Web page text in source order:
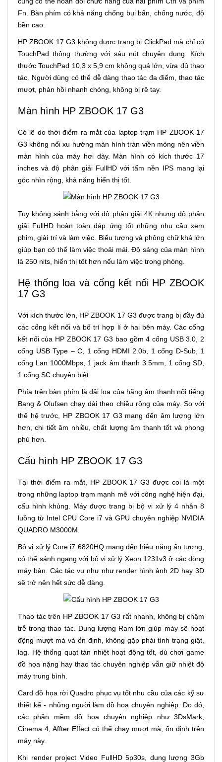
Fn. Bàn phím có khả năng chống bụi bẩn, chống nước, độ
bền cao.
HP ZBOOK 17 G3 không được trang bị ClickPad mà chỉ có
TouchPad thông thường với sáu nút chuyên dụng. Kích
thước TouchPad 10,3 x 5,9 cm không quá lớn, vừa đủ thao
tác. Người dùng có thể dễ dàng thao tác đa điểm, thao tác
mượt, phản hồi nhanh chóng, không bị rê tay.
Màn hình HP ZBOOK 17 G3
Có lẽ do thời điểm ra mắt của laptop trạm HP ZBOOK 17
G3 không nổi xu hướng màn hình tràn viền mỏng nên viền
màn hình của máy hơi dày. Màn hình có kích thước 17
inches và độ phân giải FullHD với tấm nền IPS mang lại
góc nhìn rộng, khả năng hiển thị tốt.
Tuy không sánh bằng với độ phân giải 4K nhưng độ phân
giải FullHD hoàn toàn đáp ứng tốt những nhu cầu xem
phim, giải trí và làm việc. Biểu tượng và phông chữ khá lớn
giúp bạn có thể làm việc thoải mái. Độ sáng của màn hình
là 250 nits, hiển thị tốt hơn nếu làm việc trong phòng.
Hệ thống loa và cổng kết nối HP ZBOOK
17 G3
Với kích thước lớn, HP ZBOOK 17 G3 được trang bị đầy đủ
các cổng kết nối và bố trí hợp lí ở hai bên máy. Các cổng
kết nối của HP ZBOOK 17 G3 bao gồm 4 cổng USB 3.0, 2
cổng USB Type – C, 1 cổng HDMI 2.0b, 1 cổng D-Sub, 1
cổng Lan 1000Mbps, 1 jack âm thanh 3.5mm, 1 cổng SD,
1 cổng SC chuyên biệt.
Phía trên bàn phím là dải loa của hãng âm thanh nổi tiếng
Bang & Olufsen chạy dài theo chiều rộng của máy. So với
thế hệ trước, HP ZBOOK 17 G3 mang đến âm lượng lớn
hơn, chi tiết âm nhiều, chất lượng âm thanh tốt và phong
phú hơn.
Cấu hình HP ZBOOK 17 G3
Tại thời điểm ra mắt, HP ZBOOK 17 G3 được coi là một
trong những laptop trạm mạnh mẽ với công nghệ hiện đại,
cấu hình khủng. Máy được trang bị bộ vi xử lý 4 nhân 8
luồng từ Intel CPU Core i7 và GPU chuyên nghiệp NVIDIA
QUADRO M3000M.
Bộ vi xử lý Core i7 6820HQ mang đến hiệu năng ấn tượng,
có thể sánh ngang với bộ vi xử lý Xeon 1231v3 ở các dòng
máy bàn. Các tác vụ như như render hình ảnh 2D hay 3D
sẽ trở nên hết sức dễ dàng.
Thao tác trên HP ZBOOK 17 G3 rất nhanh, không bị chậm
trễ trong thao tác. Dung lượng Ram lớn giúp máy sẽ hoạt
động mượt mà và ổn định, không gặp phải tình trạng giật,
lag. Hệ thống quạt tản nhiệt hoạt động tốt, dù chơi game
đồ họa nặng hay thao tác chuyên nghiệp vẫn giữ nhiệt độ
máy trung bình.
Card đồ họa rời Quadro phục vụ tốt nhu cầu của các kỹ sư
thiết kế - những người làm đồ hoạ chuyên nghiệp. Do đó,
các phần mềm đồ họa chuyên nghiệp như 3DsMark,
Cinema 4, Affter Effect có thể chạy mượt mà, ổn định trên
máy này.
Khi render project Video FullHD 5p30s, dung lượng 3Gb